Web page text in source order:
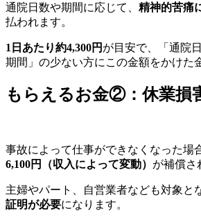
通院日数や期間に応じて、 精神的苦痛
払われます。
1日あたり約4,300円 が目安で、「通院
期間」の少ない方にこの金額をかけた
もらえるお金②：休業損
事故によって仕事ができなくなった場
6,100円（収入によって変動） が補償さ
主婦やパート、自営業者なども対象と
証明が必要になります。